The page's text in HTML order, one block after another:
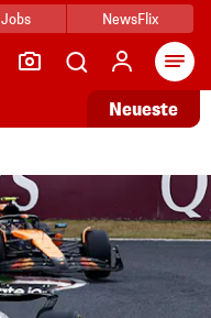
Jobs NewsFlix
Neueste